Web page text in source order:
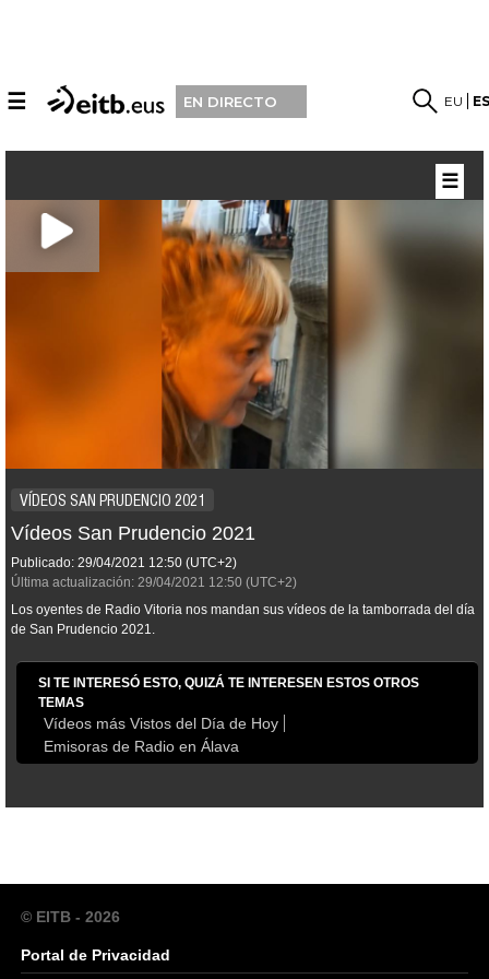
☰ EN DIRECTO EU
VÍDEOS SAN PRUDENCIO 2021
Vídeos San Prudencio 2021
Publicado: 29/04/2021 12:50 (UTC+2)
Última actualización: 29/04/2021 12:50 (UTC+2)
Los oyentes de Radio Vitoria nos mandan sus vídeos de la tamborrada del día
de San Prudencio 2021.
SI TE INTERESÓ ESTO, QUIZÁ TE INTERESEN ESTOS OTROS
TEMAS
Vídeos más Vistos del Día de Hoy
Emisoras de Radio en Álava
☰
© EITB - 2026
Portal de Privacidad